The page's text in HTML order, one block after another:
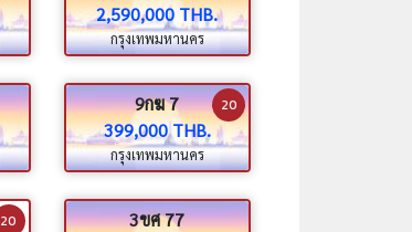
2,590,000 THB.
กรุงเทพมหานคร
9กฆ 7
399,000 THB.
กรุงเทพมหานคร
20
20
3ขศ 77